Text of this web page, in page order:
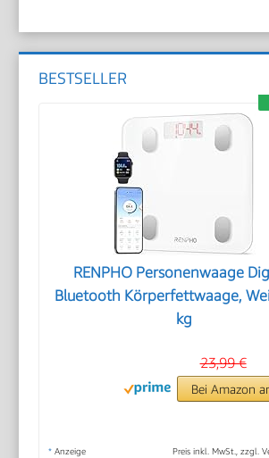
BESTSELLER
RENPHO Personenwaage
Bluetooth Körperfettwaage,
kg
23,99 €
Bei Amazon
* Anzeige Preis inkl. MwSt., zzgl.